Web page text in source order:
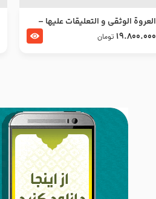
العروة الوثقى و التعليقات عليها –
طرح جدید
19.800.000 تومان